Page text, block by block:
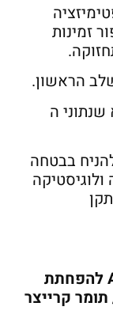
זמינות
הראשון.
ה
בבטחה
. בחינת התאמת תהליך Annamox להפחתת
קרייצר